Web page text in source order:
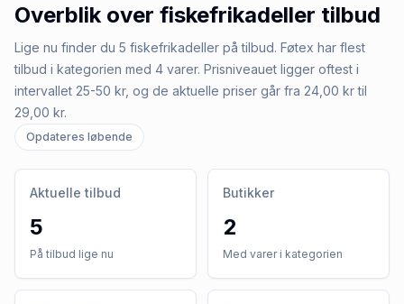
Overblik over fiskefrikadeller tilbud
Lige nu finder du 5 fiskefrikadeller på tilbud. Føtex har flest
tilbud i kategorien med 4 varer. Prisniveauet ligger oftest i
intervallet 25-50 kr, og de aktuelle priser går fra 24,00 kr til
29,00 kr.
Opdateres løbende
Aktuelle tilbud
5
På tilbud lige nu
Butikker
2
Med varer i kategorien